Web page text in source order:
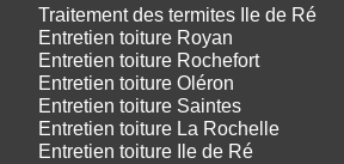
Traitement des termites Ile de Ré
Entretien toiture Royan
Entretien toiture Rochefort
Entretien toiture Oléron
Entretien toiture Saintes
Entretien toiture La Rochelle
Entretien toiture Ile de Ré